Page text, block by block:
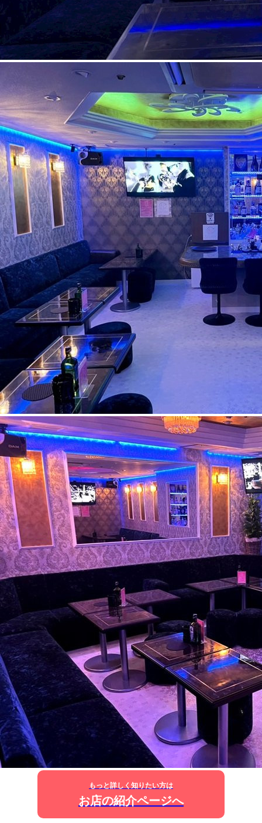
もっと詳しく知りたい方は
お店の紹介ページへ